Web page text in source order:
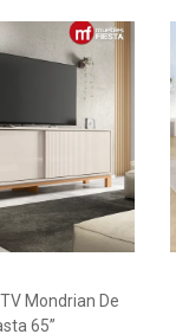
Mondrian De
65”